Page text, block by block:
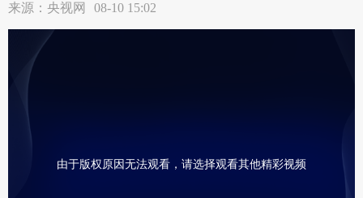
来源：央视网 08-10 15:02
由于版权原因无法观看，请选择观看其他精彩视频